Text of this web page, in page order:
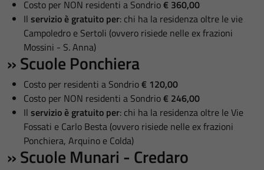
Costo per NON residenti a Sondrio€ 360,00
Il servizio è gratuito per: chi ha la residenza oltre le vie
Campoledro e Sertoli (ovvero risiede nelle ex frazioni
Mossini - S. Anna)
» Scuole Ponchiera
Costo per residenti a Sondrio€ 120,00
Costo per NON residenti a Sondrio€ 246,00
Il servizio è gratuito per: chi ha la residenza oltre le Vie
Fossati e Carlo Besta (ovvero risiede nelle ex frazioni
Ponchiera, Arquino e Colda)
» Scuole Munari - Credaro